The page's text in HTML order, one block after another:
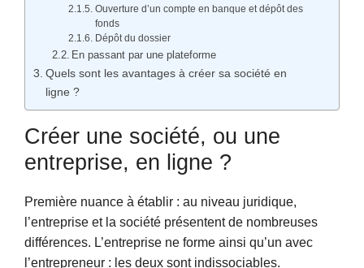
Ouverture d’un compte en banque et dépôt des
fonds
Dépôt du dossier
En passant par une plateforme
Quels sont les avantages à créer sa société en
ligne ?
Créer une société, ou une
entreprise, en ligne ?
Première nuance à établir : au niveau juridique,
l’entreprise et la société présentent de nombreuses
différences. L’entreprise ne forme ainsi qu’un avec
l’entrepreneur : les deux sont indissociables.